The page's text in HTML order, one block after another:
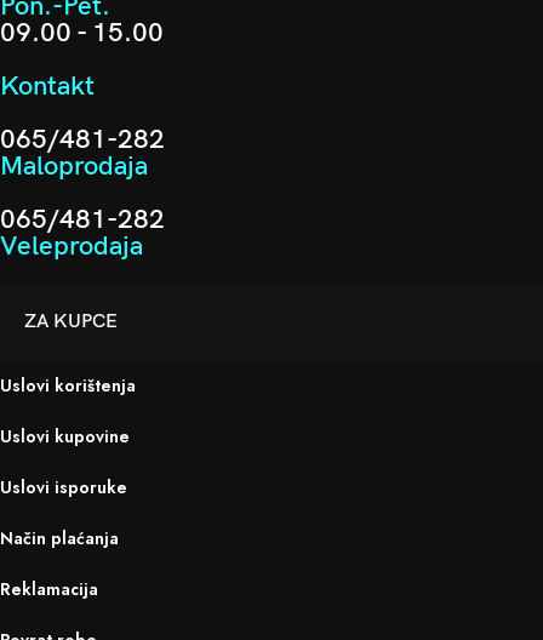
Pon.-Pet.
09.00 - 15.00
Kontakt
065/481-282
Maloprodaja
065/481-282
Veleprodaja
ZA KUPCE
Uslovi korištenja
Uslovi kupovine
Uslovi isporuke
Način plaćanja
Reklamacija